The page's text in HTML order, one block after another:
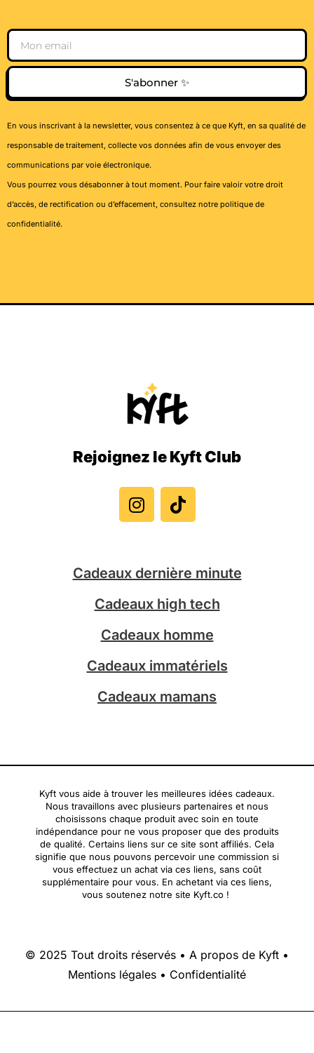
Email
S'abonner ✨
En vous inscrivant à la newsletter, vous consentez à ce que Kyft, en sa qualité de
responsable de traitement, collecte vos données afin de vous envoyer des
communications par voie électronique.
Vous pourrez vous désabonner à tout moment. Pour faire valoir votre droit
d’accès, de rectification ou d’effacement, consultez notre politique de
confidentialité.
Rejoignez le Kyft Club
n
s
t
r
a
m
i
k
t
Cadeaux dernière minute
Cadeaux high tech
Cadeaux homme
Cadeaux immatériels
Cadeaux mamans
Kyft vous aide à trouver les meilleures idées cadeaux.
Nous travaillons avec plusieurs partenaires et nous
choisissons chaque produit avec soin en toute
indépendance pour ne vous proposer que des produits
de qualité. Certains liens sur ce site sont affiliés. Cela
signifie que nous pouvons percevoir une commission si
vous effectuez un achat via ces liens, sans coût
supplémentaire pour vous. En achetant via ces liens,
vous soutenez notre site Kyft.co !
© 2025 Tout droits réservés • A propos de Kyft •
Mentions légales • Confidentialité